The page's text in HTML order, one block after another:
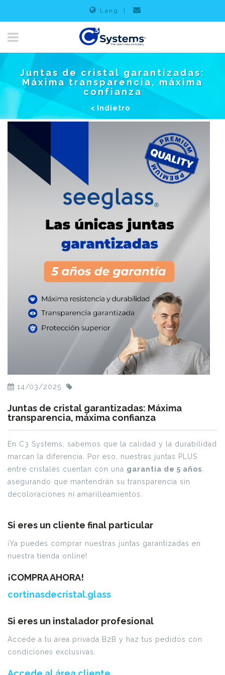
Lang
Juntas de cristal garantizadas:
Máxima transparencia, máxima
confianza
< Indietro
14/03/2025
Juntas de cristal garantizadas: Máxima
transparencia, máxima confianza
En C3 Systems, sabemos que la calidad y la durabilidad
marcan la diferencia. Por eso, nuestras juntas PLUS
entre cristales cuentan con una garantía de 5 años
asegurando que mantendrán su transparencia sin
decoloraciones ni amarilleamientos.
Si eres un cliente final particular
¡Ya puedes comprar nuestras juntas garantizadas en
nuestra tienda online!
¡COMPRA AHORA!
cortinasdecristal.glass
Si eres un instalador profesional
Accede a tu área privada B2B y haz tus pedidos con
condiciones exclusivas.